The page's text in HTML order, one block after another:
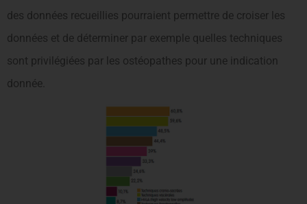
des données recueillies pourraient permettre de croiser les
données et de déterminer par exemple quelles techniques
sont privilégiées par les ostéopathes pour une indication
donnée.